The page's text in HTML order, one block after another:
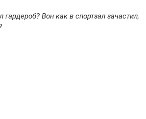
Вон как в спортзал зачастил,